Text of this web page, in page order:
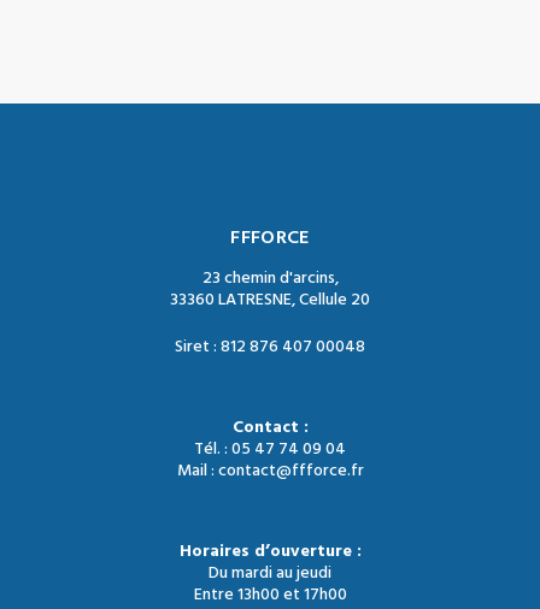
FFFORCE
23 chemin d'arcins,
33360 LATRESNE, Cellule 20
Siret : 812 876 407 00048
Contact :
Tél. : 05 47 74 09 04
Mail : contact@ffforce.fr
Horaires d’ouverture :
Du mardi au jeudi
Entre 13h00 et 17h00